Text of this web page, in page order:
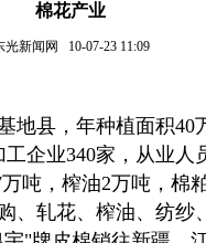
棉花产业
光新闻网 10-07-23 11:09
县，年种植面积40
企业340家，从业人
吨，榨油2万吨，棉
、轧花、榨油、纺纱